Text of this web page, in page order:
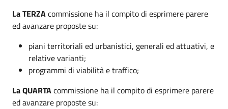
La TERZAcommissione ha il compito di esprimere parere
ed avanzare proposte su:
piani territoriali ed urbanistici, generali ed attuativi, e
relative varianti;
programmi di viabilità e traffico;
La QUARTAcommissione ha il compito di esprimere parere
ed avanzare proposte su: